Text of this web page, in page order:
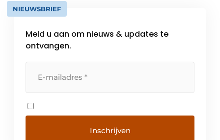
NIEUWSBRIEF
Meld u aan om nieuws & updates te
ontvangen.